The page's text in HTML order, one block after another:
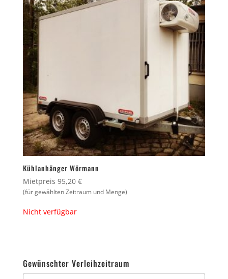
Kühlanhänger Wörmann
Mietpreis 95,20 €
(für gewählten Zeitraum und Menge)
Nicht verfügbar
Gewünschter Verleihzeitraum